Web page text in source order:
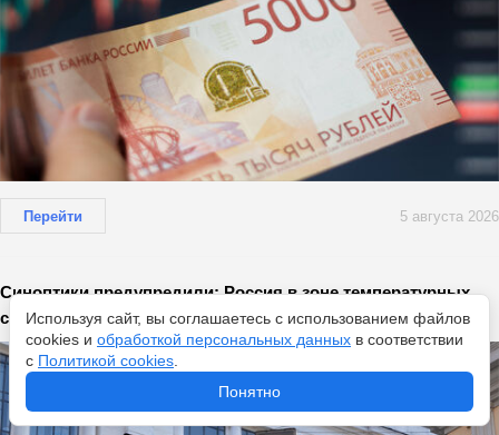
Перейти 5 августа 2026
Синоптики предупредили: Россия в зоне температурных
скачков — от аномальной жары до северной прохлады
Используя сайт, вы соглашаетесь с использованием файлов
cookies и обработкой персональных данных в соответствии
с Политикой cookies
Понятно